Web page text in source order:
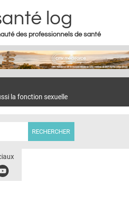
to navigation
log
des professionnels de santé
À DOMICILE
la fonction sexuelle